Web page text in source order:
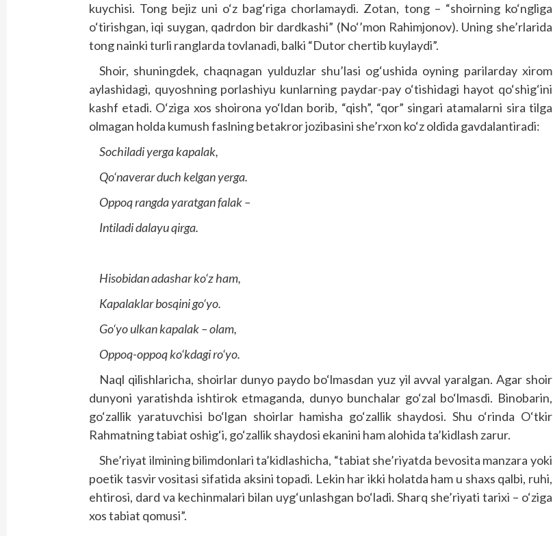
kuychisi. Tong bejiz uni o‘z bag‘riga chorlamaydi. Zotan, tong – “shoirning ko‘ngliga
o‘tirishgan, iqi suygan, qadrdon bir dardkashi” (No‘’mon Rahimjonov). Uning she’rlarida
tong nainki turli ranglarda tovlanadi, balki “Dutor chertib kuylaydi”.
Shoir, shuningdek, chaqnagan yulduzlar shu’lasi og‘ushida oyning parilarday xirom
aylashidagi, quyoshning porlashiyu kunlarning paydar-pay o‘tishidagi hayot qo‘shig‘ini
kashf etadi. O‘ziga xos shoirona yo‘ldan borib, “qish”, “qor” singari atamalarni sira tilga
olmagan holda kumush faslning betakror jozibasini she’rxon ko‘z oldida gavdalantiradi:
Sochiladi yerga kapalak,
Qo‘naverar duch kelgan yerga.
Oppoq rangda yaratgan falak –
Intiladi dalayu qirga.
Hisobidan adashar ko‘z ham,
Kapalaklar bosqini go‘yo.
Go‘yo ulkan kapalak – olam,
Oppoq-oppoq ko‘kdagi ro‘yo.
Naql qilishlaricha, shoirlar dunyo paydo bo‘lmasdan yuz yil avval yaralgan. Agar shoir
dunyoni yaratishda ishtirok etmaganda, dunyo bunchalar go‘zal bo‘lmasdi. Binobarin,
go‘zallik yaratuvchisi bo‘lgan shoirlar hamisha go‘zallik shaydosi. Shu o‘rinda O‘tkir
Rahmatning tabiat oshig‘i, go‘zallik shaydosi ekanini ham alohida ta’kidlash zarur.
She’riyat ilmining bilimdonlari ta’kidlashicha, “tabiat she’riyatda bevosita manzara yoki
poetik tasvir vositasi sifatida aksini topadi. Lekin har ikki holatda ham u shaxs qalbi, ruhi,
ehtirosi, dard va kechinmalari bilan uyg‘unlashgan bo‘ladi. Sharq she’riyati tarixi – o‘ziga
xos tabiat qomusi”.